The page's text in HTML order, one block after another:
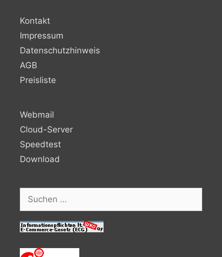
Kontakt
Impressum
Datenschutzhinweis
AGB
Preisliste
Webmail
Cloud-Server
Speedtest
Download
Suchen
nach: